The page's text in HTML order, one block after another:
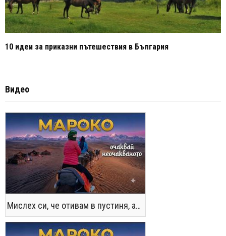
10 идеи за приказни пътешествия в България
Видео
Мислех си, че отивам в пустиня, а се озовах в снега !! / Not the Morocco You Know